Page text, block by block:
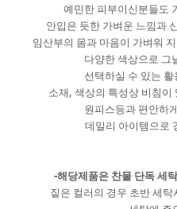
예민한 피부이신분들도
안입은 듯한 가벼운 느낌과
임산부의 몸과 마음이 가벼워
다양한 색상으로 그
선택하실 수 있는
소재, 색상의 특성상 비침
원피스등과 편안하
데일리 아이템으로
-해당제품은 찬물 단독 세
짙은 컬러의 경우 초반 세